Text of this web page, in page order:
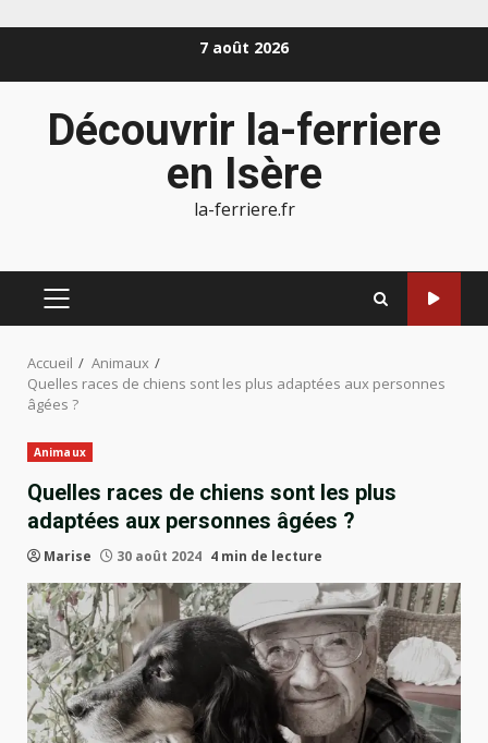
7 août 2026
Découvrir la-ferriere
en Isère
la-ferriere.fr
MENU
Accueil
Animaux
Quelles races de chiens sont les plus adaptées aux personnes
âgées ?
Animaux
Quelles races de chiens sont les plus
adaptées aux personnes âgées ?
Marise 30 août 2024 4 min de lecture